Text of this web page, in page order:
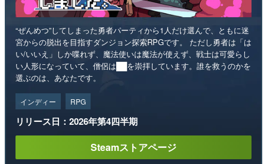
“ぜんめつ”してしまった勇者パーティから1人だけ選んで、ともに迷
宮からの脱出を目指すダンジョン探索RPGです。 ただし勇者は「は
い/いいえ」しか喋れず、魔法使いは魔法が使えず、戦士は可愛らし
い人形になっていて、僧侶は██を崇拝しています。誰を救うのかを
選ぶのは、あなたです。
インディー RPG
リリース日：2026年第4四半期
Steamストアページ